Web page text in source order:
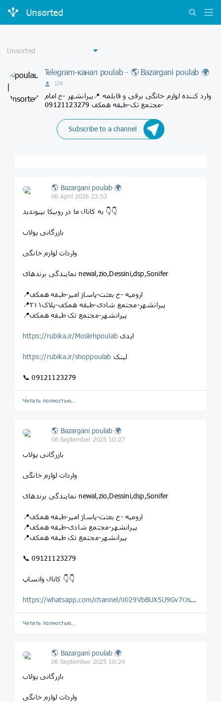
Unsorted
Telegram-канал poulab - 🌎 Bazargani poulab 🌍
139
وارد کننده لوازم خانگی برقی و قابلمه 📍پیرانشهر -خ امام
-مجتمع تک-طبقه همکف 09121123279
Subscribe to a channel
🌎 Bazargani poulab 🌍
06 April 2026 23:53
به کانال ما در روبیکا بپیوندید 👇👇
بازرگانی پولاب
واردات لوازم خانگی
نمایندگی برندهای newal,zio,Dessini,dsp,Sonifer
📍ارومیه -خ بعثت-پاساژ امیر-طبقه همکف
📍پیرانشهر-مجتمع شادی-طبقه همکف-پلاک۲۱۱
📍پیرانشهر-مجتمع تک طبقه همکف
https://rubika.ir/Moslehpoulab ایدی
https://rubika.ir/shoppoulab لینک
📞 09121123279
Читать полностью…
🌎 Bazargani poulab 🌍
06 September 2025 10:27
بازرگانی پولاب
واردات لوازم خانگی
نمایندگی برندهای newal,zio,Dessini,dsp,Sonifer
📍ارومیه -خ بعثت-پاساژ امیر-طبقه همکف
📍پیرانشهر-مجتمع شادی-طبقه همکف
📍پیرانشهر-مجتمع تک طبقه همکف
📞 09121123279
کانال واتساپ 👇👇
https://whatsapp.com/channel/0029VbBUX5U9Gv7OsLwF2o0H
Читать полностью…
🌎 Bazargani poulab 🌍
06 September 2025 10:24
بازرگانی پولاب
واردات لوازم خانگی